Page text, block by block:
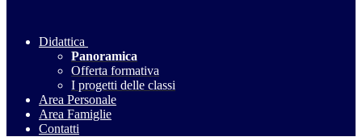
Didattica
Panoramica
Offerta formativa
I progetti delle classi
Area Personale
Area Famiglie
Contatti